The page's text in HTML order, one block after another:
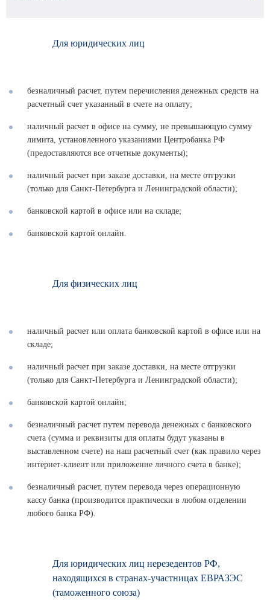
Для юридических лиц
безналичный расчет, путем перечисления денежных средств на
расчетный счет указанный в счете на оплату;
наличный расчет в офисе на сумму, не превышающую сумму
лимита, установленного указаниями Центробанка РФ
(предоставляются все отчетные документы);
наличный расчет при заказе доставки, на месте отгрузки
(только для Санкт-Петербурга и Ленинградской области);
банковской картой в офисе или на складе;
банковской картой онлайн.
Для физических лиц
наличный расчет или оплата банковской картой в офисе или на
складе;
наличный расчет при заказе доставки, на месте отгрузки
(только для Санкт-Петербурга и Ленинградской области);
банковской картой онлайн;
безналичный расчет путем перевода денежных с банковского
счета (сумма и реквизиты для оплаты будут указаны в
выставленном счете) на наш расчетный счет (как правило через
интернет-клиент или приложение личного счета в банке);
безналичный расчет, путем перевода через операционную
кассу банка (производится практически в любом отделении
любого банка РФ).
Для юридических лиц нерезедентов РФ,
находящихся в странах-участницах ЕВРАЗЭС
(таможенного союза)